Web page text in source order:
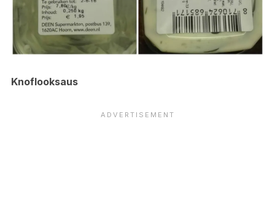
Knoflooksaus